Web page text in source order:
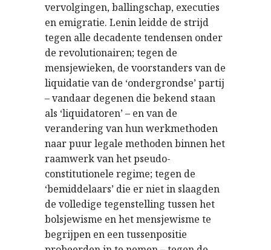
vervolgingen, ballingschap, executies
en emigratie. Lenin leidde de strijd
tegen alle decadente tendensen onder
de revolutionairen; tegen de
mensjewieken, de voorstanders van de
liquidatie van de ‘ondergrondse’ partij
– vandaar degenen die bekend staan
als ‘liquidatoren’ – en van de
verandering van hun werkmethoden
naar puur legale methoden binnen het
raamwerk van het pseudo-
constitutionele regime; tegen de
‘bemiddelaars’ die er niet in slaagden
de volledige tegenstelling tussen het
bolsjewisme en het mensjewisme te
begrijpen en een tussenpositie